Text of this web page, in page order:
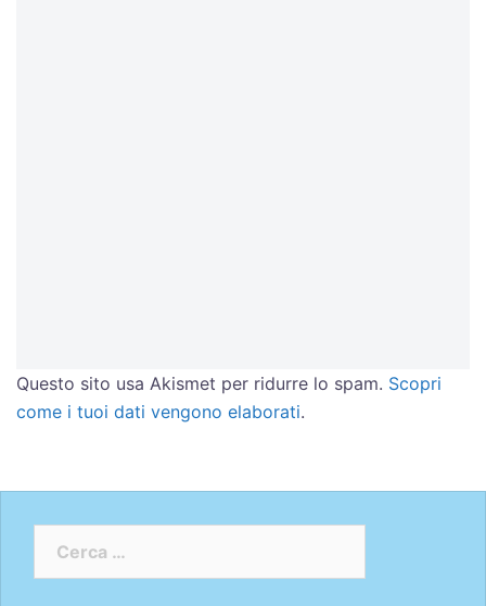
Questo sito usa Akismet per ridurre lo spam. Scopri
come i tuoi dati vengono elaborati.